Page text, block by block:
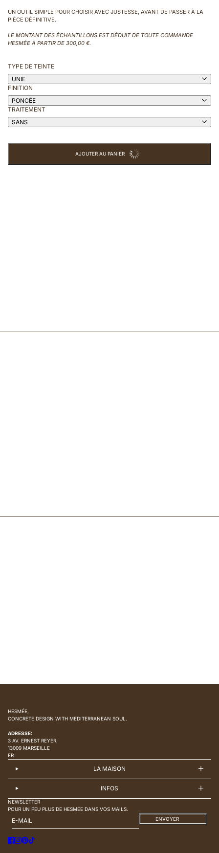
UN OUTIL SIMPLE POUR CHOISIR AVEC JUSTESSE, AVANT DE PASSER À LA
PIÈCE DÉFINITIVE.
LE MONTANT DES ÉCHANTILLONS EST DÉDUIT DE TOUTE COMMANDE
HESMÉE À PARTIR DE 300,00 €.
TYPE DE TEINTE
UNIE
FINITION
PONCÉE
TRAITEMENT
SANS
AJOUTER AU PANIER
HESMÉE,
CONCRETE DESIGN WITH MEDITERRANEAN SOUL.
ADRESSE:
3 AV. ERNEST REYER,
13009 MARSEILLE
FR
LA MAISON
INFOS
NEWSLETTER
POUR UN PEU PLUS DE HESMÉE DANS VOS MAILS.
ENVOYER
POLITIQUE DE CONFIDENTIALITÉ
ET LES
CONDITIONS DE SERVICE
DE HCAPTCHA S’APPLIQUENT.